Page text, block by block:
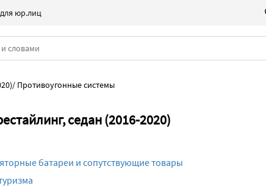
юр.лиц
/ Противоугонные системы
седан (2016-2020)
батареи и сопутствующие товары